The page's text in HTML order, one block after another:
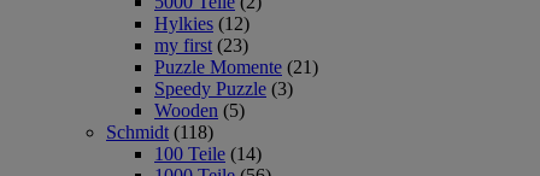
Hylkies (12)
my first (23)
Puzzle Momente (21)
Speedy Puzzle (3)
Wooden (5)
Schmidt (118)
100 Teile (14)